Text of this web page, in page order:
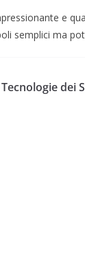
e
semplici ma
dei